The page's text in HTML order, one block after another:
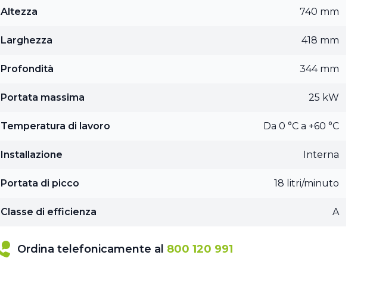
Altezza 740 mm
Larghezza 418 mm
Profondità 344 mm
Portata massima 25 kW
Temperatura di lavoro Da 0 °C a +60 °C
Installazione Interna
Portata di picco 18 litri/minuto
Classe di efficienza A
Ordina telefonicamente al 800 120 991